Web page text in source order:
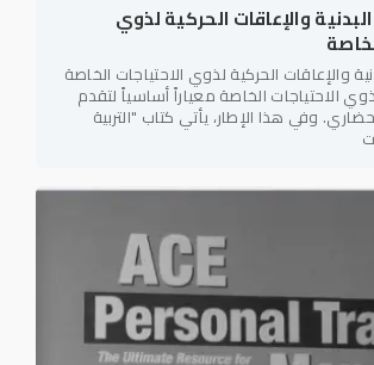
والإعاقات الحركية لذوي
والإعاقات الحركية لذوي الاحتياجات الخاصة
الاحتياجات الخاصة معياراً أساسياً لتقدم
وفي هذا الإطار، يأتي كتاب "التربية